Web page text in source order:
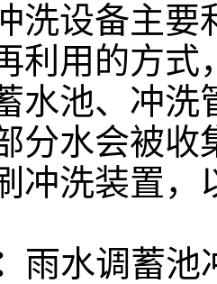
洗设备主
利用的方式
水池、冲洗
分水会被收
冲洗装置，
雨水调蓄池